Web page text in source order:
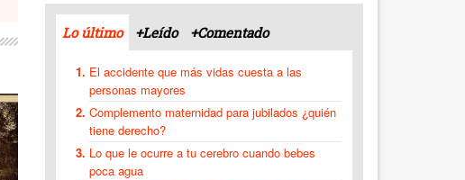
Lo último +Leído +Comentado
El accidente que más vidas cuesta a las
personas mayores
Complemento maternidad para jubilados ¿quién
tiene derecho?
Lo que le ocurre a tu cerebro cuando bebes
poca agua